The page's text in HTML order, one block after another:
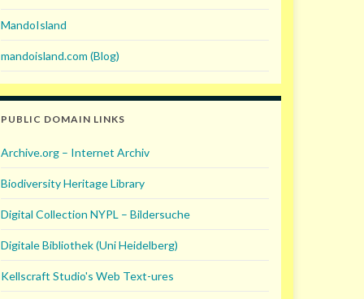
MandoIsland
mandoisland.com (Blog)
PUBLIC DOMAIN LINKS
Archive.org – Internet Archiv
Biodiversity Heritage Library
Digital Collection NYPL – Bildersuche
Digitale Bibliothek (Uni Heidelberg)
Kellscraft Studio's Web Text-ures